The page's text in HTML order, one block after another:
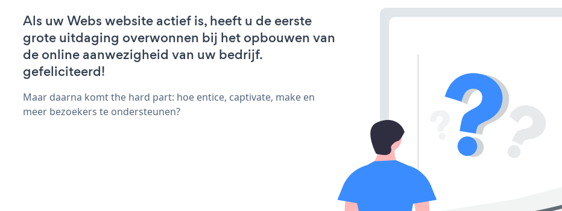
Als uw Webs website actief is, heeft u de eerste
grote uitdaging overwonnen bij het opbouwen van
de online aanwezigheid van uw bedrijf.
gefeliciteerd!
Maar daarna komt the hard part: hoe entice, captivate, make en
meer bezoekers te ondersteunen?